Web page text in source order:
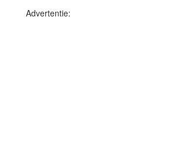
Advertentie: